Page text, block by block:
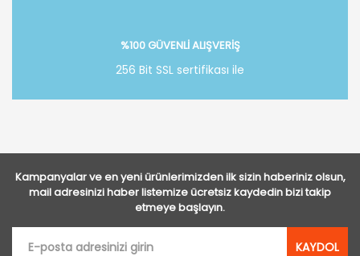
%100 GÜVENLİ ALIŞVERİŞ
256 Bit SSL sertifikası ile
Kampanyalar ve en yeni ürünlerimizden ilk sizin haberiniz olsun,
mail adresinizi haber listemize ücretsiz kaydedin bizi takip
etmeye başlayın.
KAYDOL